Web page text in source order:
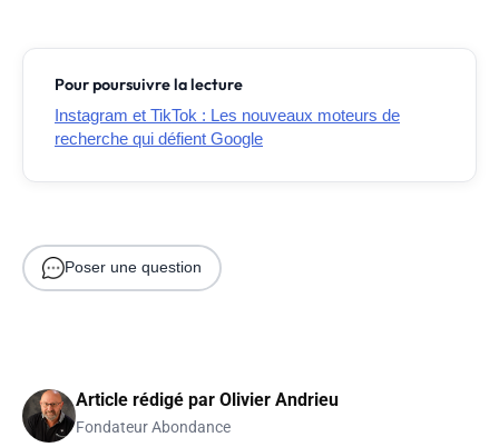
Pour poursuivre la lecture
Instagram et TikTok : Les nouveaux moteurs de
recherche qui défient Google
Poser une question
Article rédigé par Olivier Andrieu
Fondateur Abondance